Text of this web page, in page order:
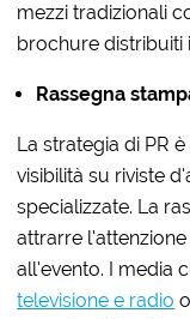
mezzi tradizionali
brochure distribuiti
Rassegna
La strategia di PR
visibilità su riviste
specializzate. La
attrarre
all’evento. I media
televisione e radio